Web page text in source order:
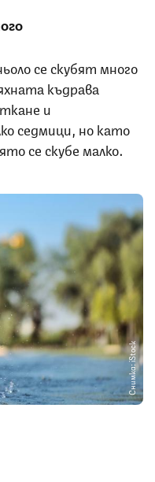
се скубят много
къдрава
и
седмици, но като
се скубе малко.
Снимка: iStock